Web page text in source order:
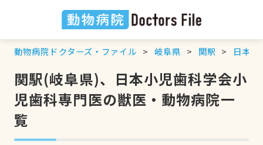
動物病院ドクターズ・ファイル 岐阜県 関駅 日本
関駅(岐阜県)、日本小児歯科学会小
児歯科専門医の獣医・動物病院一
覧